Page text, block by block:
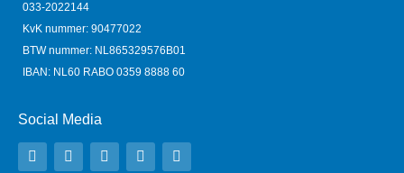
033-2022144
KvK nummer: 90477022
BTW nummer: NL865329576B01
IBAN: NL60 RABO 0359 8888 60
Social Media
o
u
a
c
n
s
i
n
i
n